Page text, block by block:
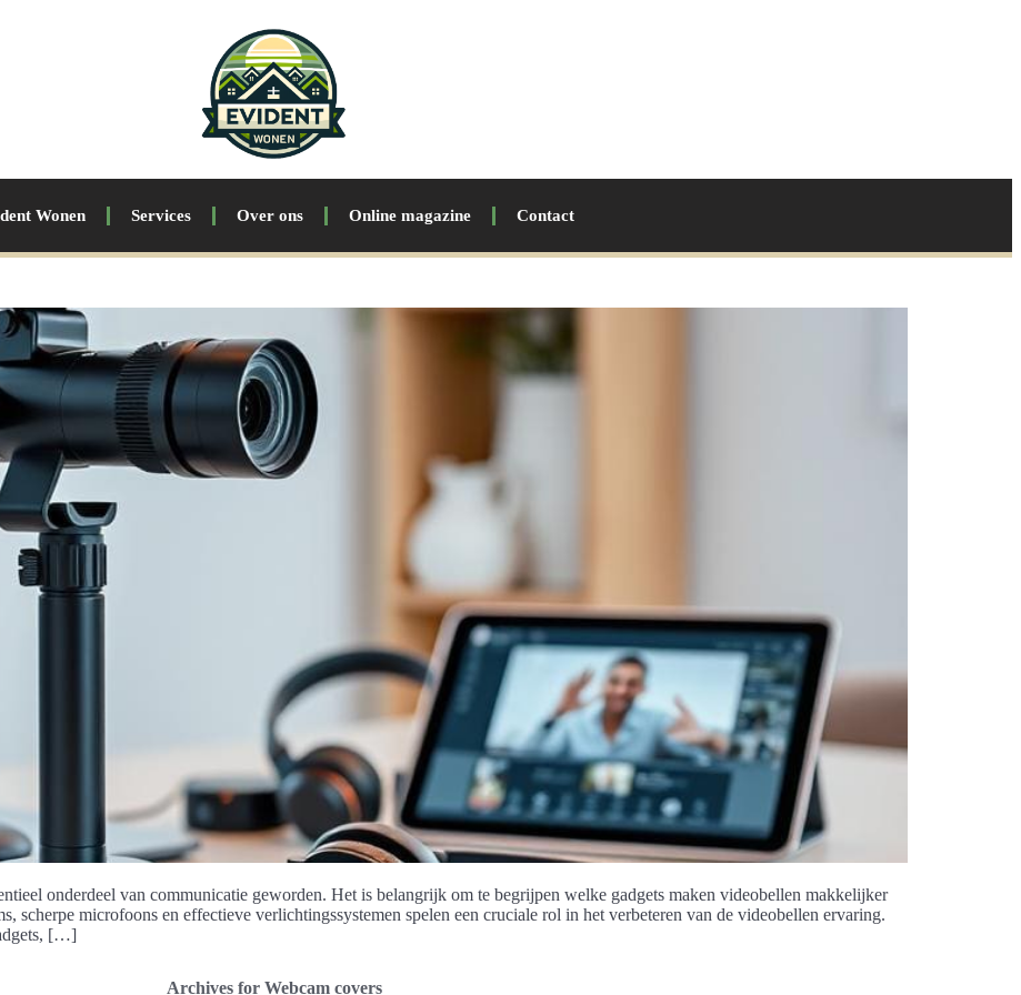
Wonen Services Over ons Online magazine Contact
onderdeel van communicatie geworden. Het is belangrijk om te begrijpen welke gadgets maken videobellen makkelijker
scherpe microfoons en effectieve verlichtingssystemen spelen een cruciale rol in het verbeteren van de videobellen ervaring.
[…]
Archives for Webcam covers